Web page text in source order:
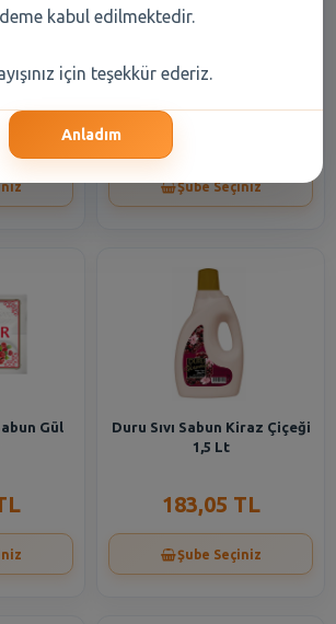
gr
Lavanta 4x150 gr
Şube Seçiniz
Gül
Duru Sıvı Sabun Kiraz Çiçeği
1,5 Lt
183,05 TL
Şube Seçiniz
kabul edilmektedir.
için teşekkür ederiz.
Anladım